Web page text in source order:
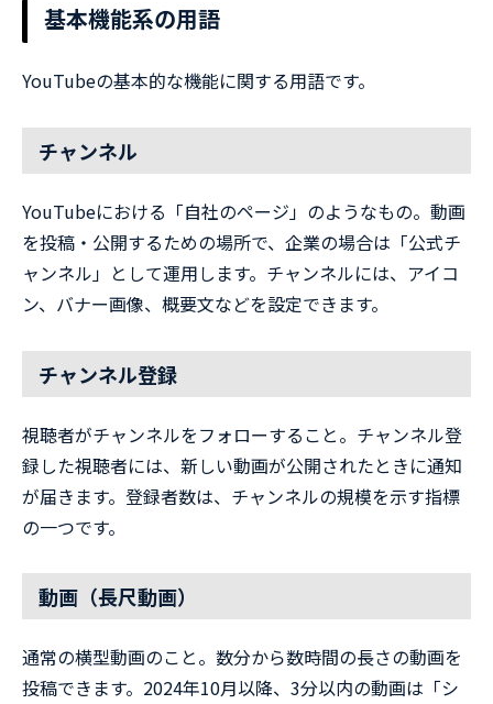
基本機能系の用語
YouTubeの基本的な機能に関する用語です。
チャンネル
YouTubeにおける「自社のページ」のようなもの。動画
を投稿・公開するための場所で、企業の場合は「公式チ
ャンネル」として運用します。チャンネルには、アイコ
ン、バナー画像、概要文などを設定できます。
チャンネル登録
視聴者がチャンネルをフォローすること。チャンネル登
録した視聴者には、新しい動画が公開されたときに通知
が届きます。登録者数は、チャンネルの規模を示す指標
の一つです。
動画（長尺動画）
通常の横型動画のこと。数分から数時間の長さの動画を
投稿できます。2024年10月以降、3分以内の動画は「シ